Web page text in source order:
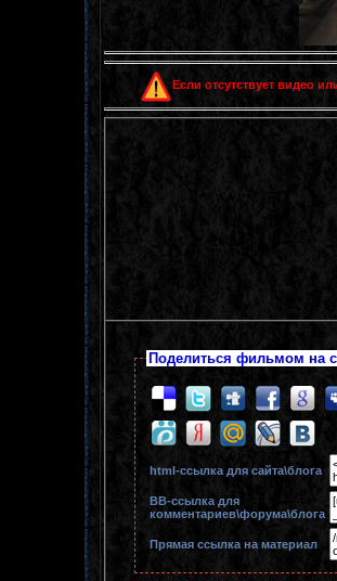
Если отсутствует видео
Поделиться фильмом на
html-cсылка для сайта\блога
BB-cсылка для
комментариев\форума\блога
Прямая ссылка на материал